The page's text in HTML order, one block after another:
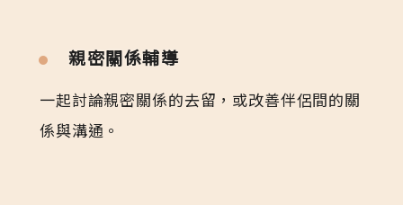
親密關係輔導
一起討論親密關係的去留，或改善伴侶間的關
係與溝通。